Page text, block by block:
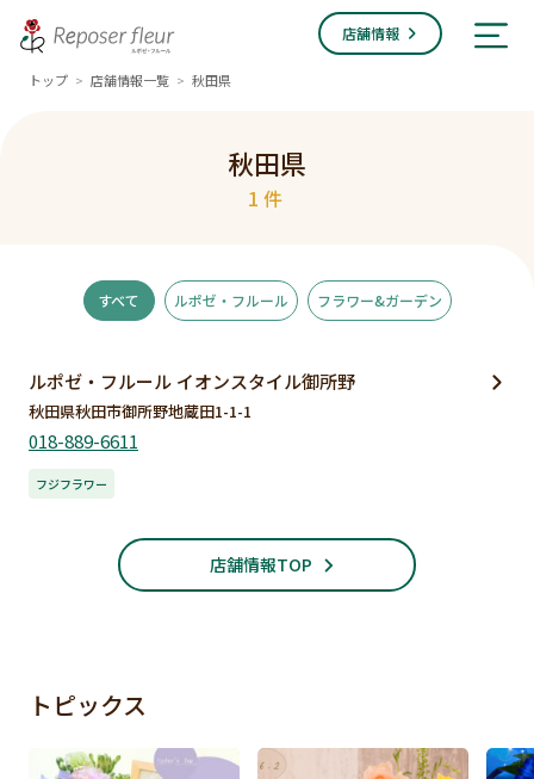
店舗情報
トップ > 店舗情報一覧 > 秋田県
秋田県
1件
すべて ルポゼ・フルール フラワー&ガーデン
ルポゼ・フルール イオンスタイル御所野
秋田県秋田市御所野地蔵田1-1-1
018-889-6611
フジフラワー
店舗情報TOP
トピックス